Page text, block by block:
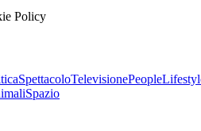
Policy
SpettacoloTelevisionePeople
Spazio